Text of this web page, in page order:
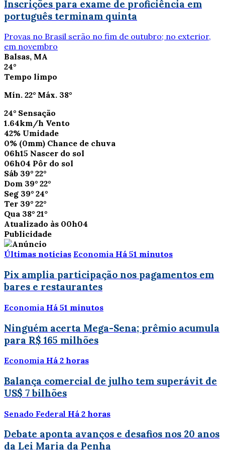
Inscrições para exame de proficiência em
português terminam quinta
Provas no Brasil serão no fim de outubro; no exterior,
em novembro
Balsas, MA
24°
Tempo limpo
Mín. 22° Máx. 38°
24° Sensação
1.64km/h Vento
42% Umidade
0% (0mm) Chance de chuva
06h15 Nascer do sol
06h04 Pôr do sol
Sáb 39° 22°
Dom 39° 22°
Seg 39° 24°
Ter 39° 22°
Qua 38° 21°
Atualizado às 00h04
Publicidade
Últimas notícias Economia Há 51 minutos
Pix amplia participação nos pagamentos em
bares e restaurantes
Economia Há 51 minutos
Ninguém acerta Mega-Sena; prêmio acumula
para R$ 165 milhões
Economia Há 2 horas
Balança comercial de julho tem superávit de
US$ 7 bilhões
Senado Federal Há 2 horas
Debate aponta avanços e desafios nos 20 anos
da Lei Maria da Penha